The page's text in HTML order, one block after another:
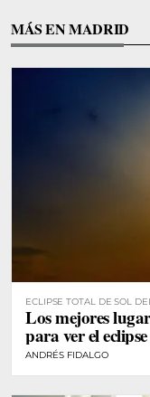
MÁS EN MADRID
ECLIPSE TOTAL DE SOL
Los mejores
para ver el
ANDRÉS FIDALGO